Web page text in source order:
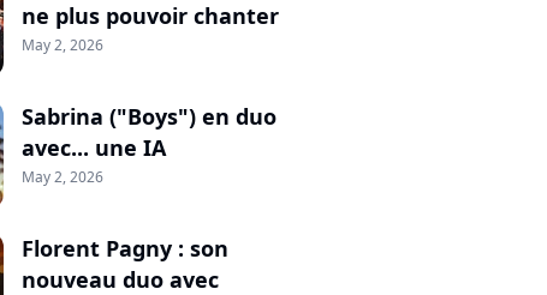
ne plus pouvoir chanter
May 2, 2026
Sabrina ("Boys") en duo
avec... une IA
May 2, 2026
Florent Pagny : son
nouveau duo avec